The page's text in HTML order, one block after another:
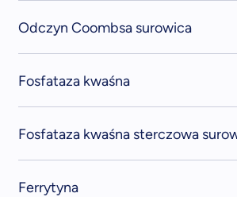
Odczyn Coombsa surowica
Fosfataza kwaśna
Fosfataza kwaśna sterczowa
Ferrytyna